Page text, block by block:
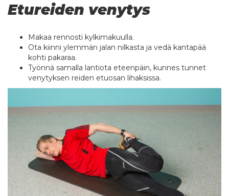
Etureiden venytys
Makaa rennosti kylkimakuulla.
Ota kiinni ylemmän jalan nilkasta ja vedä kantapää
kohti pakaraa.
Työnnä samalla lantiota eteenpäin, kunnes tunnet
venytyksen reiden etuosan lihaksissa.